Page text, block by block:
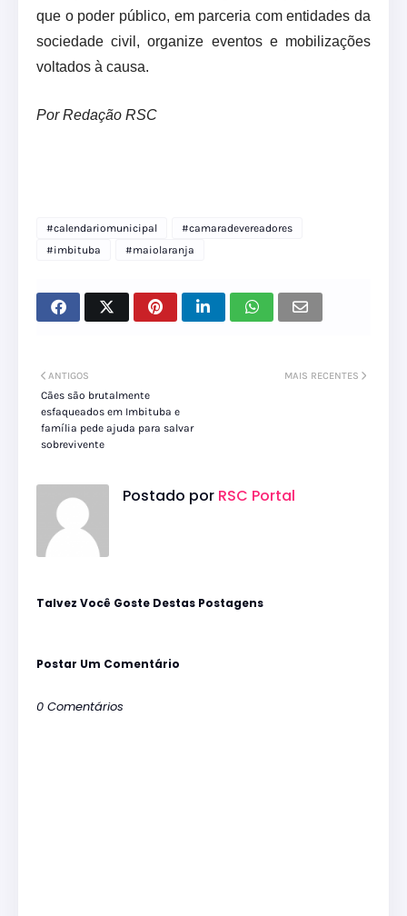
que o poder público, em parceria com entidades da
sociedade civil, organize eventos e mobilizações
voltados à causa.
Por Redação RSC
#calendariomunicipal
#camaradevereadores
#imbituba
#maiolaranja
MAIS RECENTES
ANTIGOS
Cães são brutalmente
esfaqueados em Imbituba e
família pede ajuda para salvar
sobrevivente
Postado por RSC Portal
Talvez Você Goste Destas Postagens
Postar Um Comentário
0 Comentários